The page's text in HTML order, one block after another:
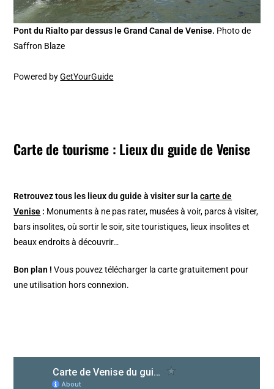
Pont du Rialto par dessus le Grand Canal de Venise. Photo de
Saffron Blaze
Powered byGetYourGuide
Carte de tourisme : Lieux du guide de Venise
Retrouvez tous les lieux du guide à visiter sur lacarte de
Venise : Monuments à ne pas rater, musées à voir, parcs à visiter,
bars insolites, où sortir le soir, site touristiques, lieux insolites et
beaux endroits à découvrir…
Bon plan ! Vous pouvez télécharger la carte gratuitement pour
une utilisation hors connexion.